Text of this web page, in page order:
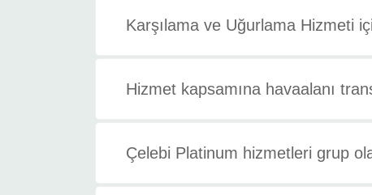
Karşılama ve Uğurlama Hizmeti
Hizmet kapsamına havaalanı
Çelebi Platinum hizmetleri grup